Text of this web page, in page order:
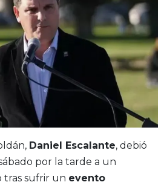
Daniel Escalante, debió
por la tarde a un
tras sufrir un evento